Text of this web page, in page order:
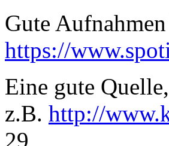
Gute
https://
Eine gute
z.B. http://
29